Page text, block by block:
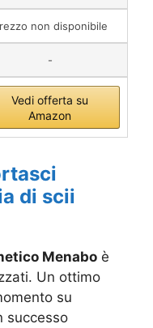
non disponibile
-
Vedi offerta su
Amazon
di scii
Menabo è
Un ottimo
su
successo